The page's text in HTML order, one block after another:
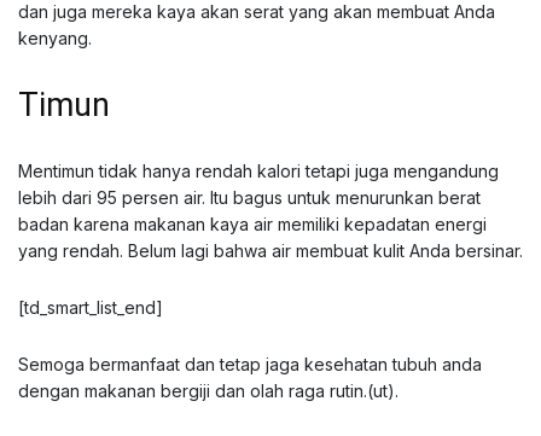
dan juga mereka kaya akan serat yang akan membuat Anda
kenyang.
Timun
Mentimun tidak hanya rendah kalori tetapi juga mengandung
lebih dari 95 persen air. Itu bagus untuk menurunkan berat
badan karena makanan kaya air memiliki kepadatan energi
yang rendah. Belum lagi bahwa air membuat kulit Anda bersinar.
[td_smart_list_end]
Semoga bermanfaat dan tetap jaga kesehatan tubuh anda
dengan makanan bergiji dan olah raga rutin.(ut).